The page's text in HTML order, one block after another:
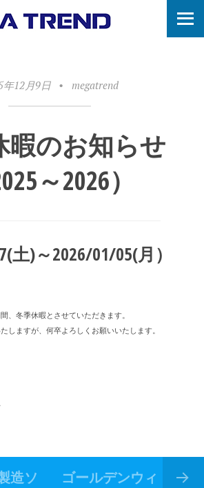
年12月9日 • megatrend
暇のお知らせ
～2026）
土)～2026/01/05(月）
、冬季休暇とさせていただきます。
しますが、何卒よろしくお願いいたします。
造ソ
ゴールデンウィ